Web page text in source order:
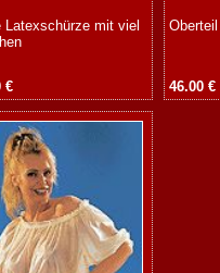
Latexschürze mit viel
€
Oberteil
46.00 €